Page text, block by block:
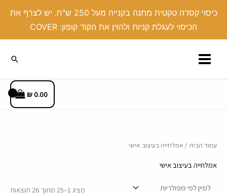
כיסוי קסדה טקטית מתנה בקנייה מעל 250 ש"ח. יש לצרף את
הכיסוי לעגלת קניות ולהזין את הקוד קופון: COVER
חיפוש
0.00
₪
עמוד הבית/ אמלחייה בעיצוב אישי
אמלחייה בעיצוב אישי
מציג 1–25 מתוך 26 תוצאות